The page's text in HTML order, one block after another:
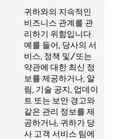
귀하와의 지속적인
비즈니스 관계를 관
리하기 위함입니다.
예를 들어, 당사의 서
비스, 정책 및/또는
약관에 대한 최신 정
보를 제공하거나, 알
림, 기술 공지, 업데이
트 또는 보안 경고와
같은 관리 정보를 제
공하거나, 귀하가 당
사 고객 서비스 팀에